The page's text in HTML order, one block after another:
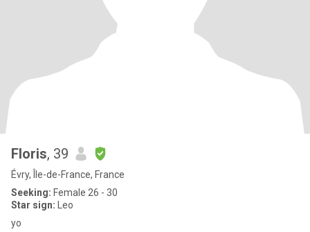
Floris, 39
Évry, Île-de-France, France
Seeking: Female 26 - 30
Star sign: Leo
yo